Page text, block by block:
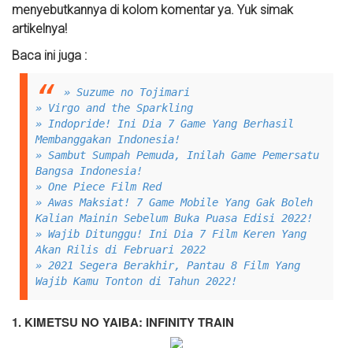
menyebutkannya di kolom komentar ya. Yuk simak
artikelnya!
Baca ini juga :
» Suzume no Tojimari
» Virgo and the Sparkling
» Indopride! Ini Dia 7 Game Yang Berhasil
Membanggakan Indonesia!
» Sambut Sumpah Pemuda, Inilah Game Pemersatu
Bangsa Indonesia!
» One Piece Film Red
» Awas Maksiat! 7 Game Mobile Yang Gak Boleh
Kalian Mainin Sebelum Buka Puasa Edisi 2022!
» Wajib Ditunggu! Ini Dia 7 Film Keren Yang
Akan Rilis di Februari 2022
» 2021 Segera Berakhir, Pantau 8 Film Yang
Wajib Kamu Tonton di Tahun 2022!
1. KIMETSU NO YAIBA: INFINITY TRAIN